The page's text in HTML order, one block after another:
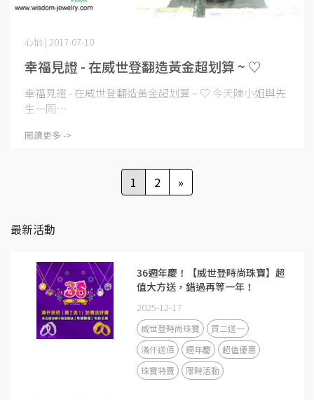
幸福見證 - 在威世登翻造黃金超划算 ~ ♡
心怡 | 2017-07-10
幸福見證 - 在威世登翻造黃金超划算 ~ ♡ 今天陳小姐與先
生一同⋯
閱讀更多 ->
1 2 »
最新活動
36週年慶！【威世登時尚珠寶】超
值大方送，錯過再等一年！
2025-12-17
威世登時尚珠寶
買二送一
滿仟送佰
週年慶
超值優惠
珠寶特賣
限時活動